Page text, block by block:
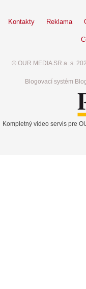
Kontakty Reklama
© OUR MEDIA SR a. s.
Blogovací systém
Kompletný video servis pre